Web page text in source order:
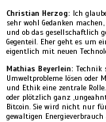
Christian Herzog: Ich
sehr wohl Gedanken
und ob das gesellschaftlich
Gegenteil. Eher geht es um
eigentlich mit neuen
Mathias Beyerlein: Technik
Umweltprobleme lösen oder
und Ethik eine zentrale
oder plötzlich ganz
Bitcoin. Sie wird nicht nur
gewaltigen